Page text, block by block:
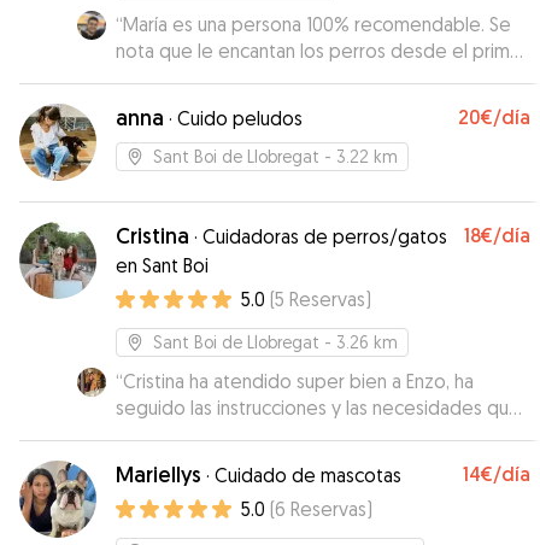
dándoles tanto cariño. Las perritas han estado
genial. Repetiremos seguro. Muchas gracias
Claudia!
“María es una persona 100% recomendable. Se
nota que le encantan los perros desde el primer
momento. Hicimos una toma de contacto un
mes antes de dejarla y fue tan bien que cuando
Kira la volvió a ver se puso súper contenta. María
se ha volcado con la perrita. La ha cuidado
tenido, me ha ido informando día a día sobre
cómo estaba Kira (siempre genial), ha jugado
con ella... Ha sido un placer enorme confiar el
cuidado de Kira en ella y repetiría sin dudarlo.
anna · Cuido peludos 20€/día
Sant Boi de Llobregat - 3.22 km
Cristina · Cuidadoras de perros/gatos
en Sant Boi
18€/día
5.0 (5 Reservas)
Sant Boi de Llobregat - 3.26 km
“Cristina ha atendido super bien a Enzo, ha
seguido las instrucciones y las necesidades que
tiene, y ha sido muy cariñosa con el. Muy
recomendable!
Mariellys · Cuidado de mascotas 14€/día
5.0 (6 Reservas)